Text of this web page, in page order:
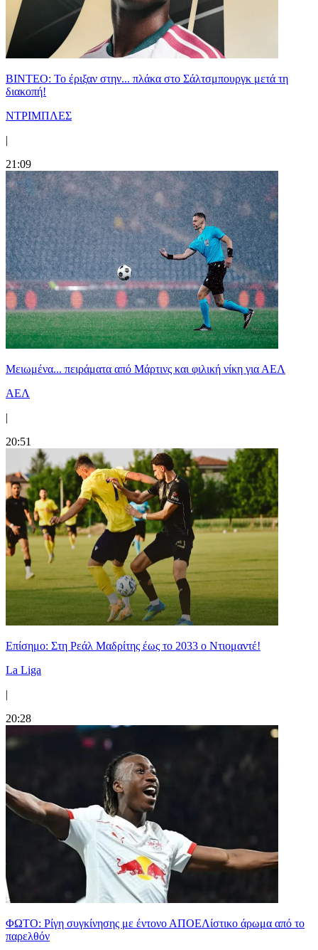
ΒΙΝΤΕΟ: Το έριξαν στην... πλάκα στο Σάλτσμπουργκ μετά τη
διακοπή!
ΝΤΡΙΜΠΛΕΣ
|
21:09
Μειωμένα... πειράματα από Μάρτινς και φιλική νίκη για ΑΕΛ
ΑΕΛ
|
20:51
Επίσημο: Στη Ρεάλ Μαδρίτης έως το 2033 ο Ντιομαντέ!
La Liga
|
20:28
ΦΩΤΟ: Ρίγη συγκίνησης με έντονο ΑΠΟΕΛίστικο άρωμα από το
παρελθόν